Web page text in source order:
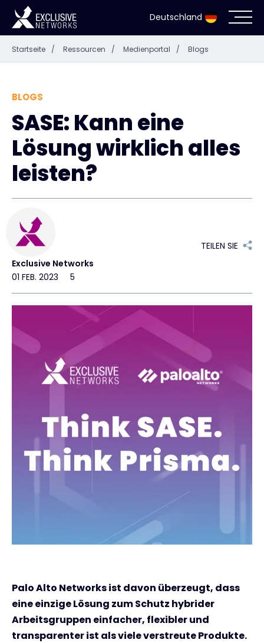
Deutschland
Cybersecurity
Ökosystem
Ressourcen
Unternehmen
Exclusive Access Anmeldung
Kontakt
#weareexclusive
Startseite / Ressourcen / Medienportal / Blogs
BLOGS
SASE: Kann eine
Lösung wirklich alles
leisten?
Exclusive Networks
01 FEB. 2023
5
TEILEN SIE
Palo Alto Networks ist davon überzeugt, dass
eine einzige Lösung zum Schutz hybrider
Arbeitsgruppen einfacher, flexibler und
transparenter ist als viele verstreute Produkte.